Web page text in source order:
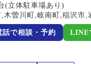
(立体駐車場あり)
,木曽川町,岐南町,稲沢市,
話で相談・予約 LINE